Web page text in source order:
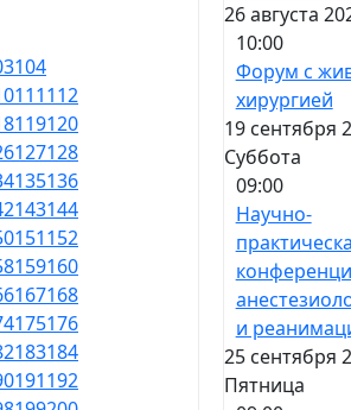
104
111112
119120
127128
135136
143144
151152
159160
167168
175176
183184
191192
26 августа
10:00
Форум с
хирургией
19 сентября
Суббота
09:00
Научно-
и
25 сентября
Пятница